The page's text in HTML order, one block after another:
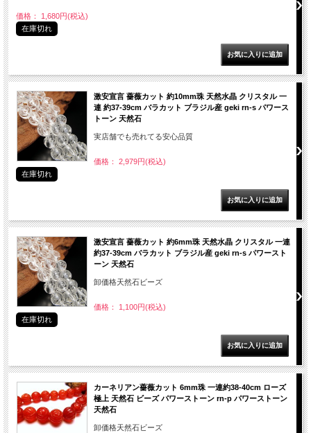
価格： 1,680円(税込)
在庫切れ
激安宣言 薔薇カット 約10mm珠 天然水晶 クリスタル 一
連 約37-39cm バラカット ブラジル産 geki rn-s パワース
トーン 天然石
実店舗でも売れてる安心品質
価格： 2,979円(税込)
在庫切れ
激安宣言 薔薇カット 約6mm珠 天然水晶 クリスタル 一連
約37-39cm バラカット ブラジル産 geki rn-s パワースト
ーン 天然石
卸価格天然石ビーズ
価格： 1,100円(税込)
在庫切れ
カーネリアン薔薇カット 6mm珠 一連約38-40cm ローズ
極上 天然石 ビーズ パワーストーン rn-p パワーストーン
天然石
卸価格天然石ビーズ